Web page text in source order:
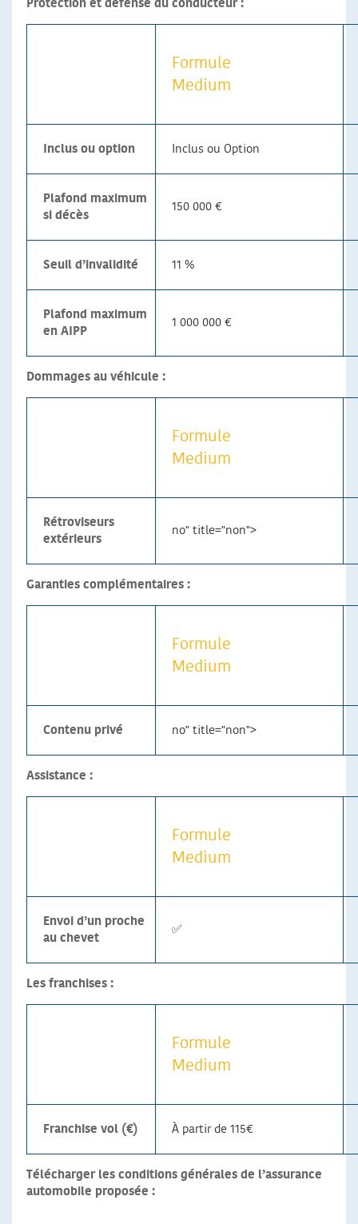
Protection et défense du conducteur :
Formule
Medium
Inclus ou option Inclus ou Option
Plafond maximum
si décès
150 000 €
Seuil d’invalidité 11 %
Plafond maximum
en AIPP
1 000 000 €
Dommages au véhicule :
Formule
Medium
Rétroviseurs
extérieurs
no" title="non">
Garanties complémentaires :
Formule
Medium
Contenu privé no" title="non">
Assistance :
Formule
Medium
Envoi d’un proche
au chevet
✅
Les franchises :
Formule
Medium
Franchise vol (€) À partir de 115€
Télécharger les conditions générales de l’assurance
automobile proposée :